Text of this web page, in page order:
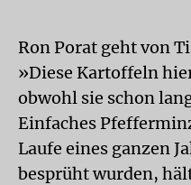
Ron Porat geht von
»Diese Kartoffeln
obwohl sie schon
Einfaches
Laufe eines ganzen
besprüht wurden,